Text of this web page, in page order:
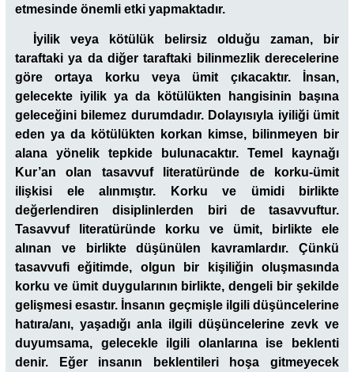
etmesinde önemli etki yapmaktadır.
İyilik veya kötülük belirsiz olduğu zaman, bir
taraftaki ya da diğer taraftaki bilinmezlik derecelerine
göre ortaya korku veya ümit çıkacaktır. İnsan,
gelecekte iyilik ya da kötülükten hangisinin başına
geleceğini bilemez durumdadır. Dolayısıyla iyiliği ümit
eden ya da kötülükten korkan kimse, bilinmeyen bir
alana yönelik tepkide bulunacaktır. Temel kaynağı
Kur’an olan tasavvuf literatüründe de korku-ümit
ilişkisi ele alınmıştır. Korku ve ümidi birlikte
değerlendiren disiplinlerden biri de tasavvuftur.
Tasavvuf literatüründe korku ve ümit, birlikte ele
alınan ve birlikte düşünülen kavramlardır. Çünkü
tasavvufi eğitimde, olgun bir kişiliğin oluşmasında
korku ve ümit duygularının birlikte, dengeli bir şekilde
gelişmesi esastır. İnsanın geçmişle ilgili düşüncelerine
hatıra/anı, yaşadığı anla ilgili düşüncelerine zevk ve
duyumsama, gelecekle ilgili olanlarına ise
beklenti
denir. Eğer insanın beklentileri hoşa gitmeyecek